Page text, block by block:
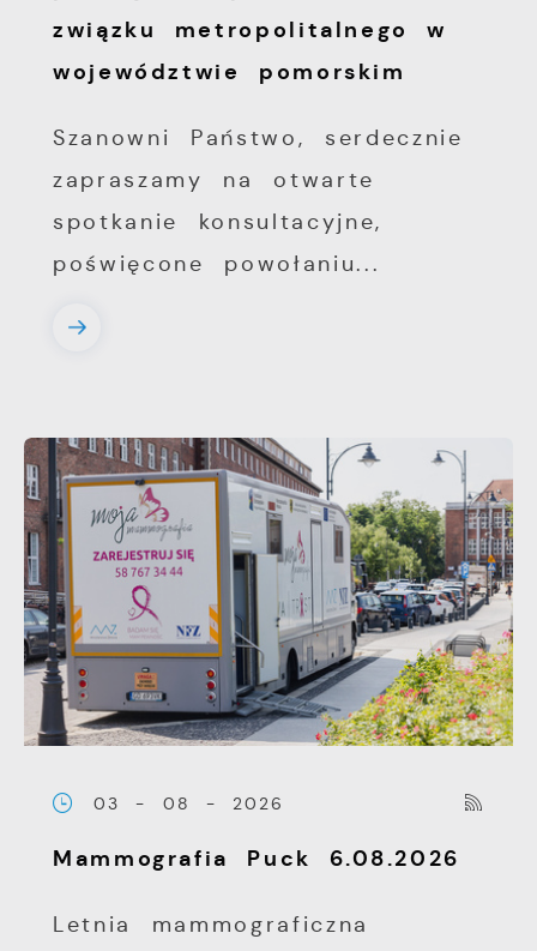
związku metropolitalnego w
województwie pomorskim
Szanowni Państwo, serdecznie
zapraszamy na otwarte
spotkanie konsultacyjne,
poświęcone powołaniu...
03 - 08 - 2026
Mammografia Puck 6.08.2026
Letnia mammograficzna